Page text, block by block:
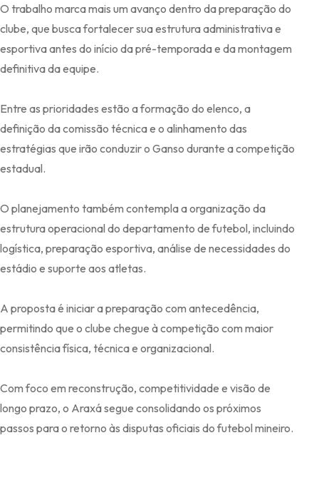
O trabalho marca mais um avanço dentro da preparação do
clube, que busca fortalecer sua estrutura administrativa e
esportiva antes do início da pré-temporada e da montagem
definitiva da equipe.
Entre as prioridades estão a formação do elenco, a
definição da comissão técnica e o alinhamento das
estratégias que irão conduzir o Ganso durante a competição
estadual.
O planejamento também contempla a organização da
estrutura operacional do departamento de futebol, incluindo
logística, preparação esportiva, análise de necessidades do
estádio e suporte aos atletas.
A proposta é iniciar a preparação com antecedência,
permitindo que o clube chegue à competição com maior
consistência física, técnica e organizacional.
Com foco em reconstrução, competitividade e visão de
longo prazo, o Araxá segue consolidando os próximos